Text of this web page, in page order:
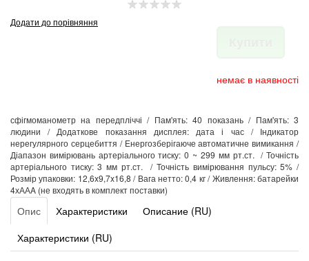
Додати до порівняння
немає в наявності
сфігмоманометр на передпліччі / Пам'ять: 40 показань / Пам'ять: 3
людини / Додаткове показання дисплея: дата і час / Індикатор
нерегулярного серцебиття / Енергозберігаюче автоматичне вимикання /
Діапазон вимірювань артеріального тиску: 0 ~ 299 мм рт.ст. / Точність
артеріального тиску: 3 мм рт.ст. / Точність вимірювання пульсу: 5% /
Розмір упаковки: 12,6x9,7x16,8 / Вага нетто: 0,4 кг / Живлення: батарейки
4хААA (не входять в комплект поставки)
Опис Характеристики
Описание (RU)
Характеристики (RU)